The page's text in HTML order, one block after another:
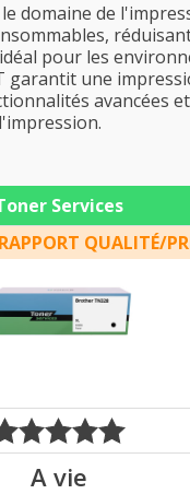
domaine de
pour les
garantit une
avancées
Services
QUALITÉ/
A vie